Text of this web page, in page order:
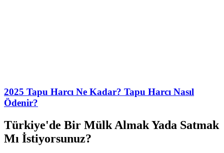
2025 Tapu Harcı Ne Kadar? Tapu Harcı Nasıl
Ödenir?
Türkiye'de Bir Mülk Almak Yada Satmak
Mı İstiyorsunuz?